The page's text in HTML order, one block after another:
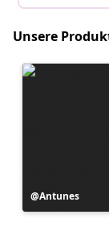
Unsere
Beitrag
veröffentlicht
Antunes